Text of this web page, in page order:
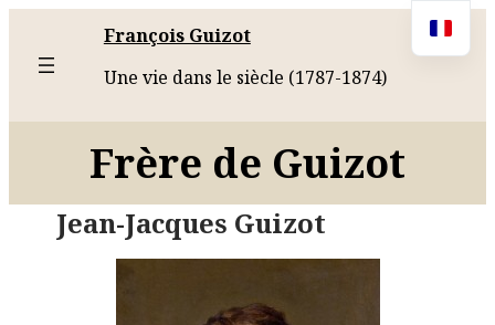
François Guizot
Une vie dans le siècle (1787-1874)
Frère de Guizot
Jean-Jacques Guizot